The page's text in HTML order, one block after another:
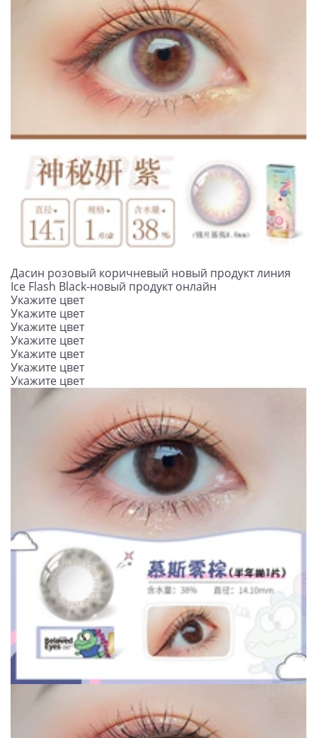
Дасин розовый коричневый новый продукт линия
Ice Flash Black-новый продукт онлайн
Укажите цвет
Укажите цвет
Укажите цвет
Укажите цвет
Укажите цвет
Укажите цвет
Укажите цвет